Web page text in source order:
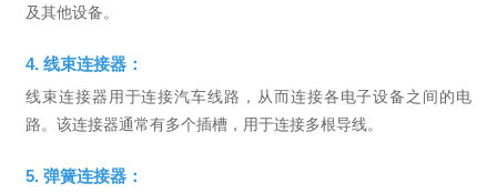
及其他设备。
4. 线束连接器：
线束连接器用于连接汽车线路，从而连接各电子设备之间的电
路。该连接器通常有多个插槽，用于连接多根导线。
5. 弹簧连接器：